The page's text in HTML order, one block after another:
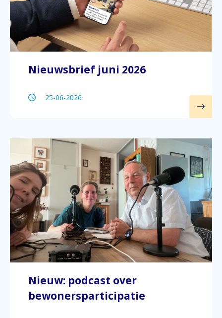
Nieuwsbrief juni 2026
25-06-2026
Nieuw: podcast over
bewonersparticipatie